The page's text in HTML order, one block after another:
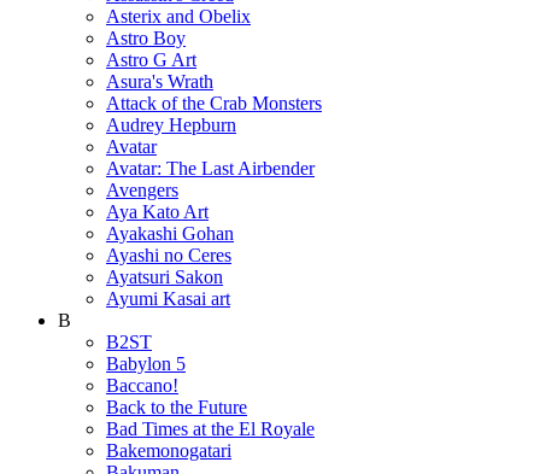
Asterix and Obelix
Astro Boy
Astro G Art
Asura's Wrath
Attack of the Crab Monsters
Audrey Hepburn
Avatar
Avatar: The Last Airbender
Avengers
Aya Kato Art
Ayakashi Gohan
Ayashi no Ceres
Ayatsuri Sakon
Ayumi Kasai art
B
B2ST
Babylon 5
Baccano!
Back to the Future
Bad Times at the El Royale
Bakemonogatari